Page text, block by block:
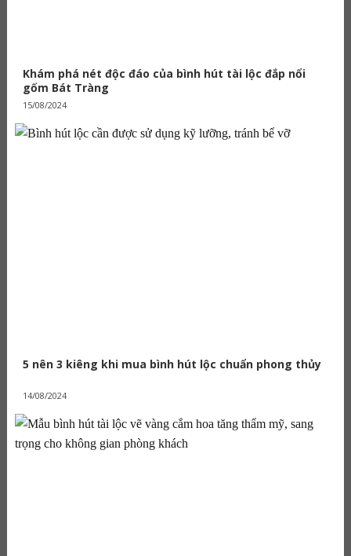
Khám phá nét độc đáo của bình hút tài lộc đắp nổi
gốm Bát Tràng
15/08/2024
5 nên 3 kiêng khi mua bình hút lộc chuẩn phong thủy
14/08/2024